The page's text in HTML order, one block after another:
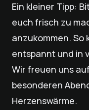
Ein kleiner Tipp:
euch frisch zu
anzukommen. So
entspannt und in
Wir freuen uns
besonderen
Herzenswärme.